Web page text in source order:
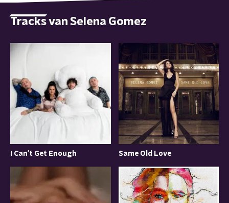
Tracks van Selena Gomez
I Can't Get Enough Same Old Love